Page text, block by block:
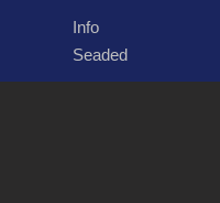
Info
Seaded